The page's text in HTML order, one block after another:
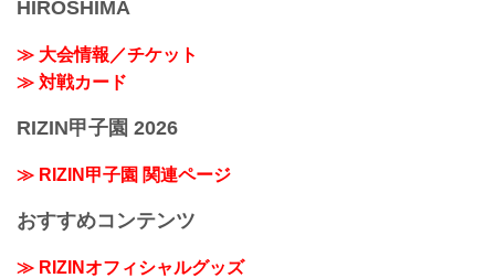
HIROSHIMA
≫ 大会情報／チケット
≫ 対戦カード
RIZIN甲子園 2026
≫ RIZIN甲子園 関連ページ
おすすめコンテンツ
≫ RIZINオフィシャルグッズ